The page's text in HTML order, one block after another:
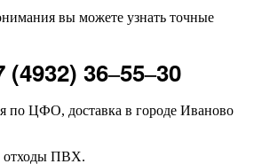
вы можете узнать точные
(4932) 36‒55‒30
по ЦФО, доставка в городе Иваново
отходы ПВХ.